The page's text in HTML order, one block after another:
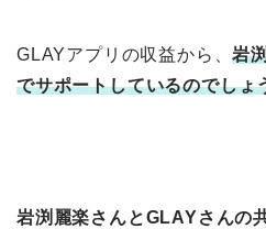
GLAYアプリの収益から、岩
でサポートしているのでしょ
岩渕麗楽さんとGLAYさんの